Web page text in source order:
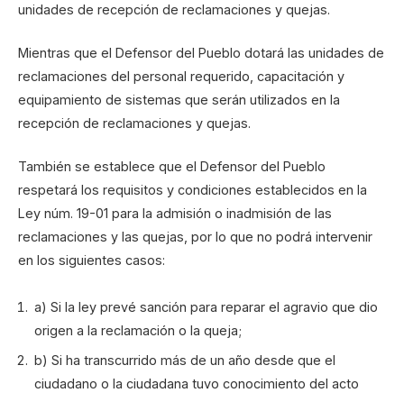
unidades de recepción de reclamaciones y quejas.
Mientras que el Defensor del Pueblo dotará las unidades de
reclamaciones del personal requerido, capacitación y
equipamiento de sistemas que serán utilizados en la
recepción de reclamaciones y quejas.
También se establece que el Defensor del Pueblo
respetará los requisitos y condiciones establecidos en la
Ley núm. 19-01 para la admisión o inadmisión de las
reclamaciones y las quejas, por lo que no podrá intervenir
en los siguientes casos:
a) Si la ley prevé sanción para reparar el agravio que dio
origen a la reclamación o la queja;
b) Si ha transcurrido más de un año desde que el
ciudadano o la ciudadana tuvo conocimiento del acto